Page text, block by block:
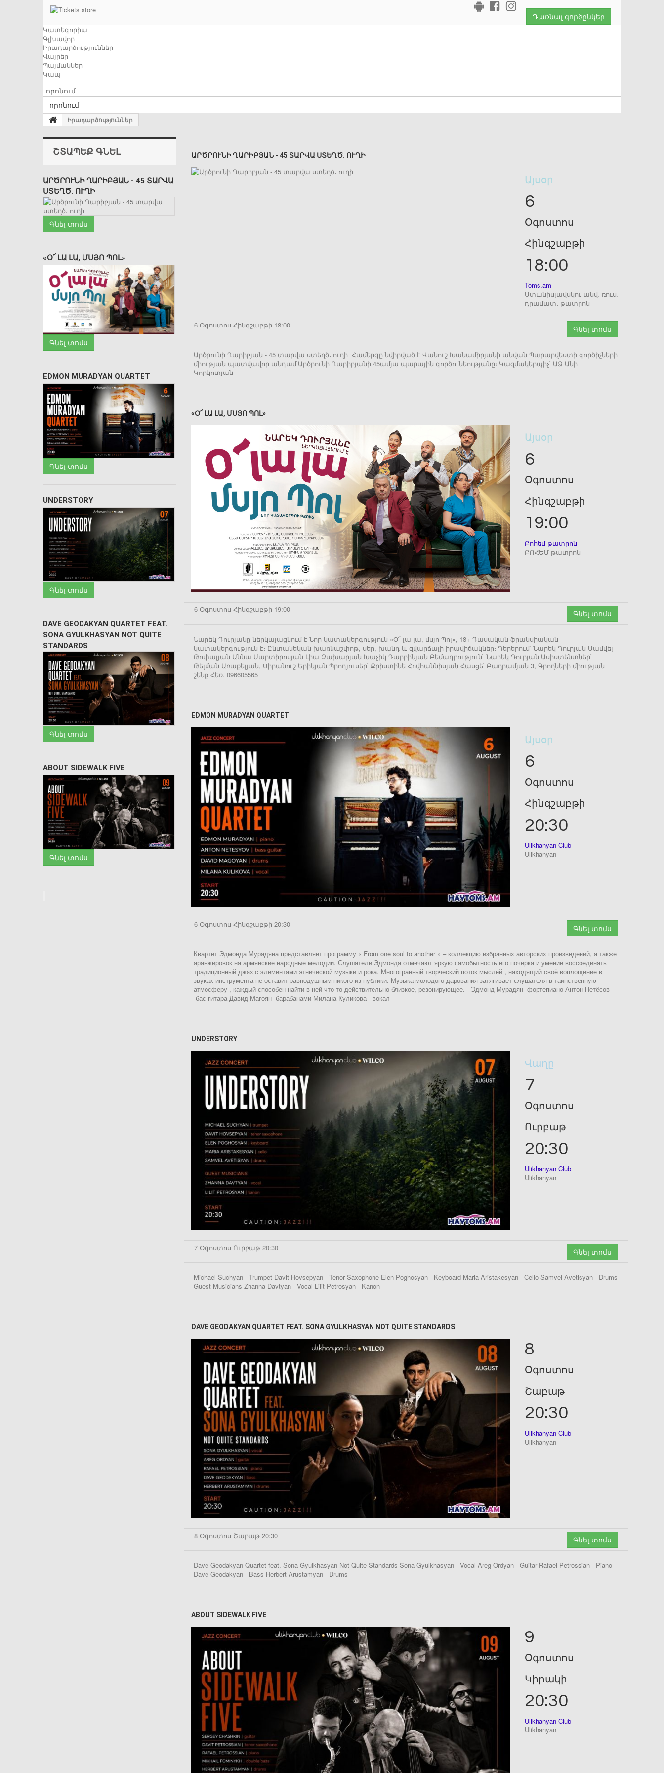
Դառնալ գործընկեր
Կատեգորիա
Գլխավոր
Իրադարձություններ
Վայրեր
Պայմաններ
Կապ
որոնում
Իրադարձություններ
ՇՏԱՊԵՔ ԳՆԵԼ
ԱՐԾՐՈՒՆԻ ՂԱՐԻԲՅԱՆ - 45 ՏԱՐՎԱ
ՍՏԵՂԾ․ ՈՒՂԻ
Գնել տոմս
«Օ՜ ԼԱ ԼԱ, ՄՍՅՈ ՊՈԼ»
Գնել տոմս
EDMON MURADYAN QUARTET
Գնել տոմս
UNDERSTORY
Գնել տոմս
DAVE GEODAKYAN QUARTET FEAT.
SONA GYULKHASYAN NOT QUITE
STANDARDS
Գնել տոմս
ABOUT SIDEWALK FIVE
Գնել տոմս
ԱՐԾՐՈՒՆԻ ՂԱՐԻԲՅԱՆ - 45 ՏԱՐՎԱ ՍՏԵՂԾ․ ՈՒՂԻ
Այսօր
6
Օգոստոս
Հինգշաբթի
18:00
Toms.am
Ստանիսլավսկու անվ․ ռուս․
դրամատ․ թատրոն
6 Օգոստոս Հինգշաբթի 18:00 Գնել տոմս
Արծրունի Ղարիբյան - 45 տարվա ստեղծ․ ուղի Համերգը նվիրված է Վանուշ Խանամիրյանի անվան Պարարվեստի գործիչների
միության պատվավոր անդամ՝Արծրունի Ղարիբյանի 45ամյա պարային գործունեությանը։ Կազմակերպիչ՝ ԱՁ Անի
Կորկոտյան
«Օ՜ ԼԱ ԼԱ, ՄՍՅՈ ՊՈԼ»
Այսօր
6
Օգոստոս
Հինգշաբթի
19:00
Բոհեմ թատրոն
ԲՈՀԵՄ թատրոն
6 Օգոստոս Հինգշաբթի 19:00 Գնել տոմս
Նարեկ Դուրյանը ներկայացնում է Նոր կատակերգություն «Օ՜ լա լա, մսյո Պոլ», 18+ Դասական ֆրանսիական
կատակերգություն է։ Ընտանեկան խառնաշփոթ, սեր, խանդ և զվարճալի իրավիճակներ։ Դերերում՝ Նարեկ Դուրյան Սամվել
Թոփալյան Աննա Մարտիրոսյան Լիա Զախարյան Խաչիկ Դարբինյան Բեմադրություն` Նարեկ Դուրյան Ասիստենտներ՝
Թելման Առաքելյան, Սիրանուշ Երիկյան Պրոդյուսեր՝ Քրիստինե Հովհաննիսյան Հասցե՝ Բաղրամյան 3, Գրողների միության
շենք Հեռ. 096605565
EDMON MURADYAN QUARTET
Այսօր
6
Օգոստոս
Հինգշաբթի
20:30
Ulikhanyan Club
Ulikhanyan
6 Օգոստոս Հինգշաբթի 20:30 Գնել տոմս
Квартет Эдмонда Мурадяна представляет программу « From one soul to another » – коллекцию избранных авторских произведений, а также
аранжировок на армянские народные мелодии. Слушатели Эдмонда отмечают яркую самобытность его почерка и умение воссоединять
традиционный джаз с элементами этнической музыки и рока. Многогранный творческий поток мыслей , находящий своё воплощение в
звуках инструмента не оставит равнодушным никого из публики. Музыка молодого дарования затягивает слушателя в таинственную
атмосферу , каждый способен найти в ней что-то действительно близкое, резонирующее. Эдмонд Мурадян- фортепиано Антон Нетёсов
-бас гитара Давид Магоян -барабанами Милана Куликова - вокал
UNDERSTORY
Վաղը
7
Օգոստոս
Ուրբաթ
20:30
Ulikhanyan Club
Ulikhanyan
7 Օգոստոս Ուրբաթ 20:30 Գնել տոմս
Michael Suchyan - Trumpet Davit Hovsepyan - Tenor Saxophone Elen Poghosyan - Keyboard Maria Aristakesyan - Cello Samvel Avetisyan - Drums
Guest Musicians Zhanna Davtyan - Vocal Lilit Petrosyan - Kanon
DAVE GEODAKYAN QUARTET FEAT. SONA GYULKHASYAN NOT QUITE STANDARDS
8
Օգոստոս
Շաբաթ
20:30
Ulikhanyan Club
Ulikhanyan
8 Օգոստոս Շաբաթ 20:30 Գնել տոմս
Dave Geodakyan Quartet feat. Sona Gyulkhasyan Not Quite Standards Sona Gyulkhasyan - Vocal Areg Ordyan - Guitar Rafael Petrossian - Piano
Dave Geodakyan - Bass Herbert Arustamyan - Drums
ABOUT SIDEWALK FIVE
9
Օգոստոս
Կիրակի
20:30
Ulikhanyan Club
Ulikhanyan